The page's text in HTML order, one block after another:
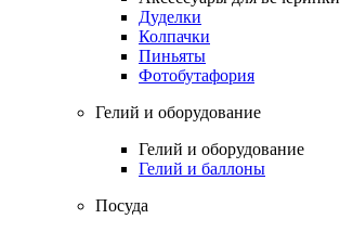
Дуделки
Колпачки
Пиньяты
Фотобутафория
Гелий и оборудование
Гелий и оборудование
Гелий и баллоны
Посуда